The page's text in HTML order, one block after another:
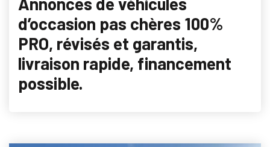
d’occasion pas chères 100%
PRO, révisés et garantis,
livraison rapide, financement
possible.